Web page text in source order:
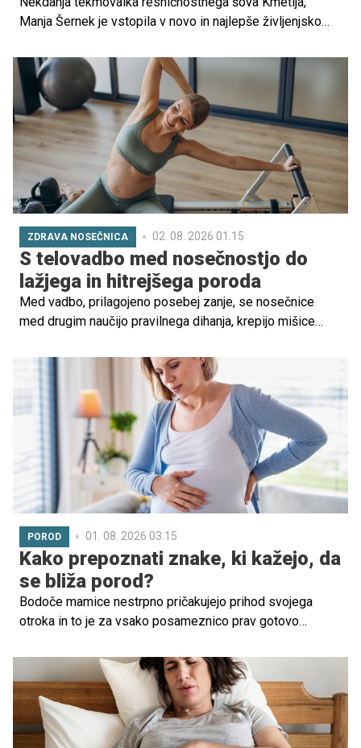
Manja Šernek je vstopila v novo in najlepše življenjsko
svojo energijo, iskrenostjo in nalezljivim nasmehom, je
postala mama.
ZDRAVA NOSEČNICA 02. 08. 2026 01.15
S telovadbo med nosečnostjo do
lažjega in hitrejšega poroda
Med vadbo, prilagojeno posebej zanje, se nosečnice
med drugim naučijo pravilnega dihanja, krepijo mišice
manj bolečin in nosečniških tegob ter vsesplošno boljše
počutje. Prednost redne telovadbe pa je tudi lažje in
hitrejše okrevanje po porodu, ko je veliko nošenja, dojenja
in dvigovanja dojenčka.
POROD 01. 08. 2026 03.15
Kako prepoznati znake, ki kažejo, da
se bliža porod?
Bodoče mamice nestrpno pričakujejo prihod svojega
otroka in to je za vsako posameznico prav gotovo
da je porod neizbežen, pa je ključnega pomena, zato
navajamo nekaj najpogostejših simptomov, ki kažejo, da je
čas za porodnišnico.